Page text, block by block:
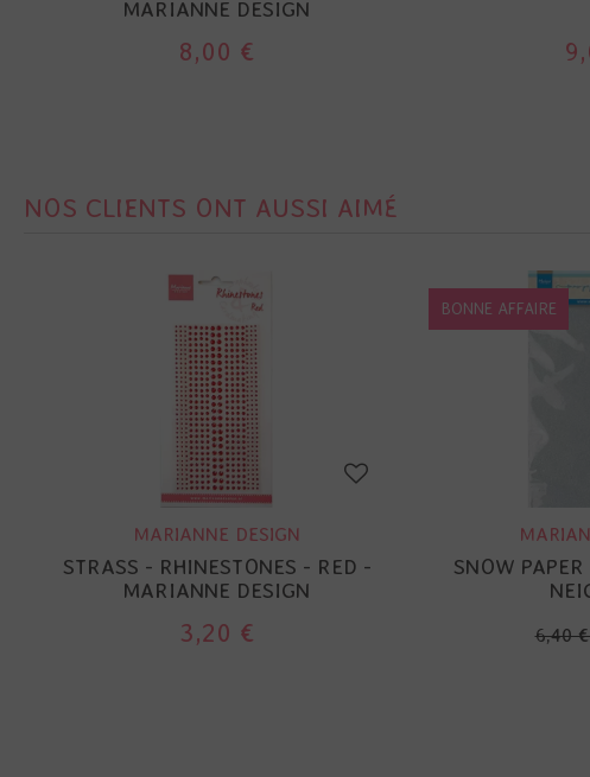
MARIANNE DESIGN
8,00 €
NOS CLIENTS ONT AUSSI AIMÉ
MARIANNE DESIGN
STRASS - RHINESTONES - RED -
MARIANNE DESIGN
3,20 €
BONNE AFFAIRE
SNOW
6,40